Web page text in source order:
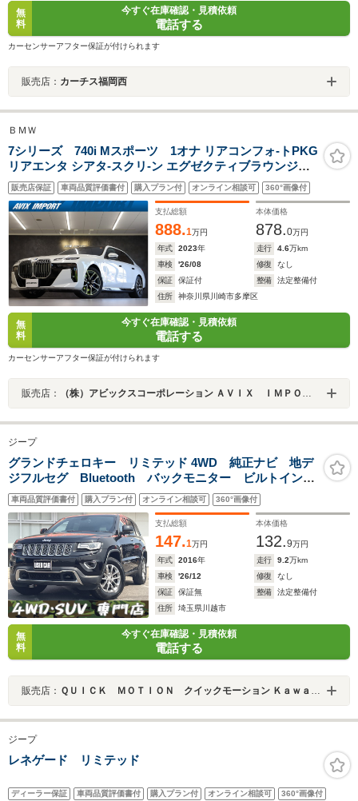
無
料
今すぐ在庫確認・見積依頼
電話する
カーセンサーアフター保証が付けられます
販売店： カーチス福岡西
ＢＭＷ
7シリーズ 740i Mスポーツ 1オナ リアコンフォ-トPKG
リアエンタ シアタ-スクリ-ン エグゼクティブラウンジシ-
ト 黒革 シ-トヒ-ター ベンチレ-タ- マッサ-ジ HUD ナビTV
トップビュ-&3Dカメラ ACC PDC Bowers&Wilkins 20イ
ンチAW
販売店保証 車両品質評価書付 購入プラン付 オンライン相談可 360°画像付
支払総額
888.1万円
本体価格
878.0万円
年式
2023年 走行 4.6万km
車検
'26/08 修復
なし
保証
保証付 整備
法定整備付
住所
神奈川県川崎市多摩区
無
料
今すぐ在庫確認・見積依頼
電話する
カーセンサーアフター保証が付けられます
販売店： （株）アビックスコーポレーション ＡＶＩＸ ＩＭＰＯＲＴ 川崎生田店
ジープ
グランドチェロキー リミテッド 4WD 純正ナビ 地デ
ジフルセグ Bluetooth バックモニター ビルトイン
ETC クルーズコントロール エアサス 4WD アル
ミ レザーシート パワーシート パワーバックドア
スマートキー ディスチャージドランプ
車両品質評価書付 購入プラン付 オンライン相談可 360°画像付
支払総額
147.1万円
本体価格
132.9万円
年式
2016年 走行 9.2万km
車検
'26/12 修復
なし
保証
保証無 整備
法定整備付
住所
埼玉県川越市
無
料
今すぐ在庫確認・見積依頼
電話する
販売店： ＱＵＩＣＫ ＭＯＴＩＯＮ クイックモーション Ｋａｗａｇｏｅ ～４ＷＤ・ＳＵＶ専門店～
ジープ
レネゲード リミテッド
ディーラー保証 車両品質評価書付 購入プラン付 オンライン相談可 360°画像付